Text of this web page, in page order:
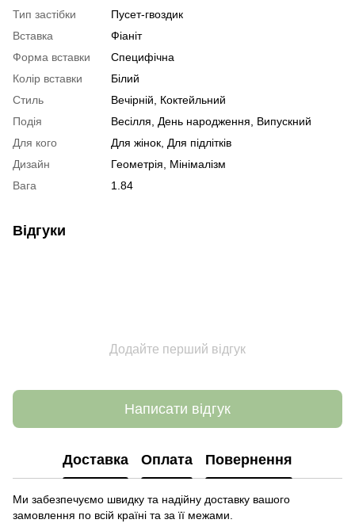
Тип застібки
Пусет-гвоздик
Вставка
Фіаніт
Форма вставки
Специфічна
Колір вставки
Білий
Стиль
Вечірній, Коктейльний
Подія
Весілля, День народження, Випускний
Для кого
Для жінок, Для підлітків
Дизайн
Геометрія, Мінімалізм
Вага
1.84
Відгуки
Додайте перший відгук
Написати відгук
Доставка Оплата Повернення
Ми забезпечуємо швидку та надійну доставку вашого
замовлення по всій країні та за її межами.